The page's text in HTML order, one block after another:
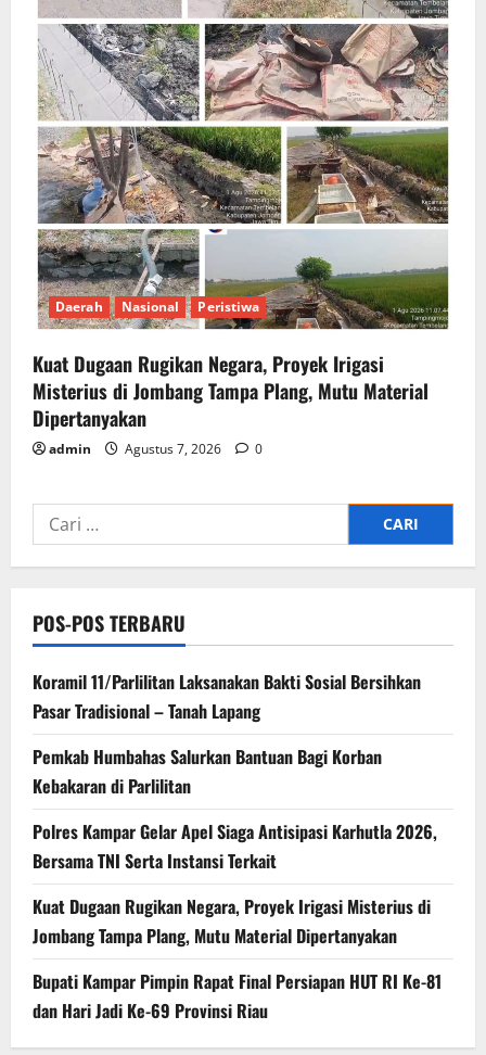
Daerah Nasional Peristiwa
Kuat Dugaan Rugikan Negara, ​Proyek Irigasi
Misterius di Jombang Tampa Plang, Mutu Material
Dipertanyakan
admin Agustus 7, 2026 0
Cari
untuk:
POS-POS TERBARU
Koramil 11/Parlilitan Laksanakan Bakti Sosial Bersihkan
Pasar Tradisional – Tanah Lapang
Pemkab Humbahas Salurkan Bantuan Bagi Korban
Kebakaran di Parlilitan
Polres Kampar Gelar Apel Siaga Antisipasi Karhutla 2026,
Bersama TNI Serta Instansi Terkait
Kuat Dugaan Rugikan Negara, ​Proyek Irigasi Misterius di
Jombang Tampa Plang, Mutu Material Dipertanyakan
Bupati Kampar Pimpin Rapat Final Persiapan HUT RI Ke-81
dan Hari Jadi Ke-69 Provinsi Riau